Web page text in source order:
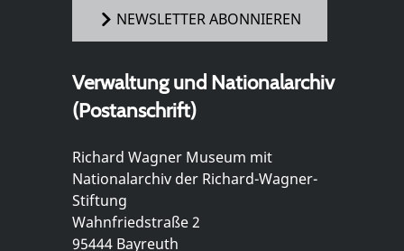
NEWSLETTER ABONNIEREN
Verwaltung und Nationalarchiv
(Postanschrift)
Richard Wagner Museum mit
Nationalarchiv der Richard-Wagner-
Stiftung
Wahnfriedstraße 2
95444 Bayreuth